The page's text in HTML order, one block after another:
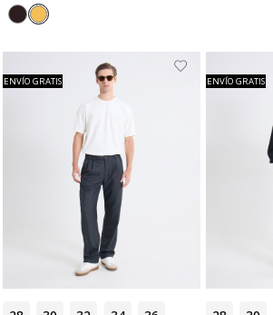
ENVÍO GRATIS ENVÍO GRATIS